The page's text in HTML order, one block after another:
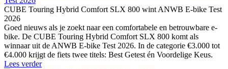
CUBE Touring Hybrid Comfort SLX 800 wint ANWB E-bike Test
2026
Goed nieuws als je zoekt naar een comfortabele en betrouwbare e-
bike. De CUBE Touring Hybrid Comfort SLX 800 komt als
winnaar uit de ANWB E-bike Test 2026. In de categorie €3.000 tot
€4.000 krijgt de fiets twee titels: Best Getest én Voordelige Keus.
Lees verder